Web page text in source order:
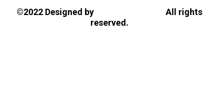
©2022 Designed by
All rights
reserved.